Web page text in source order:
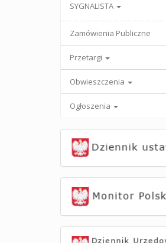
SYGNALISTA
Zamówienia Publiczne
Przetargi
Obwieszczenia
Ogłoszenia